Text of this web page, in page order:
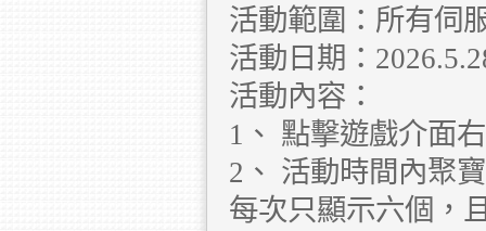
活動範圍：所有伺
活動日期：
活動內容：
1、 點擊遊戲介面
2、 活動時間內聚
每次只顯示六個，